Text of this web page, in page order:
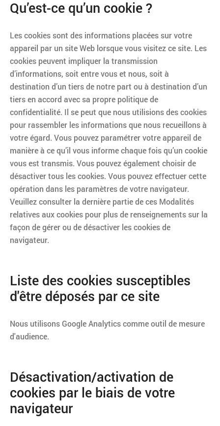
Qu’est-ce qu’un cookie ?
Les cookies sont des informations placées sur votre
appareil par un site Web lorsque vous visitez ce site. Les
cookies peuvent impliquer la transmission
d’informations, soit entre vous et nous, soit à
destination d’un tiers de notre part ou à destination d’un
tiers en accord avec sa propre politique de
confidentialité. Il se peut que nous utilisions des cookies
pour rassembler les informations que nous recueillons à
votre égard. Vous pouvez paramétrer votre appareil de
manière à ce qu’il vous informe chaque fois qu’un cookie
vous est transmis. Vous pouvez également choisir de
désactiver tous les cookies. Vous pouvez effectuer cette
opération dans les paramètres de votre navigateur.
Veuillez consulter la dernière partie de ces Modalités
relatives aux cookies pour plus de renseignements sur la
façon de gérer ou de désactiver les cookies de
navigateur.
Liste des cookies susceptibles
d'être déposés par ce site
Nous utilisons Google Analytics comme outil de mesure
d'audience.
Désactivation/activation de
cookies par le biais de votre
navigateur